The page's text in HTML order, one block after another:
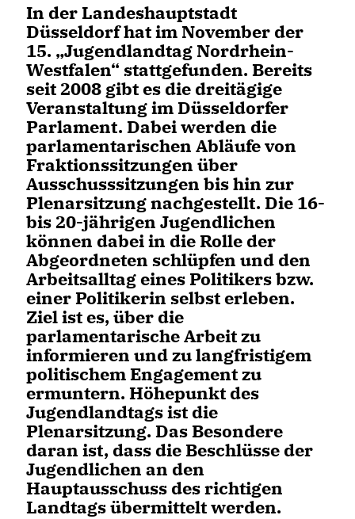
In der Landeshauptstadt
Düsseldorf hat im November der
15. „Jugendlandtag Nordrhein-
Westfalen“ stattgefunden. Bereits
seit 2008 gibt es die dreitägige
Veranstaltung im Düsseldorfer
Parlament. Dabei werden die
parlamentarischen Abläufe von
Fraktionssitzungen über
Ausschusssitzungen bis hin zur
Plenarsitzung nachgestellt. Die 16-
bis 20-jährigen Jugendlichen
können dabei in die Rolle der
Abgeordneten schlüpfen und den
Arbeitsalltag eines Politikers bzw.
einer Politikerin selbst erleben.
Ziel ist es, über die
parlamentarische Arbeit zu
informieren und zu langfristigem
politischem Engagement zu
ermuntern. Höhepunkt des
Jugendlandtags ist die
Plenarsitzung. Das Besondere
daran ist, dass die Beschlüsse der
Jugendlichen an den
Hauptausschuss des richtigen
Landtags übermittelt werden.